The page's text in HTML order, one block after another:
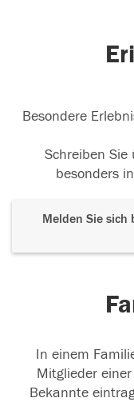
Besondere
Schreiben Sie
besonders
Melden Sie sich
In einem
Mitglieder
Bekannte